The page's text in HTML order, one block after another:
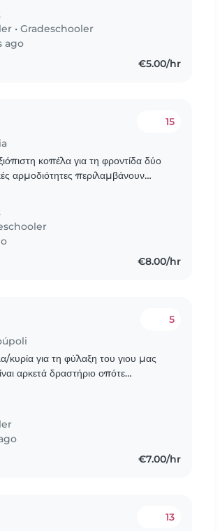
•Gradeschooler
ago
€5.00/hr
15
κοπέλα για τη φροντίδα δύο
€8.00/hr
5
κυρία για τη φύλαξη του γιου μας
αρκετά δραστήριο οπότε
€7.00/hr
13